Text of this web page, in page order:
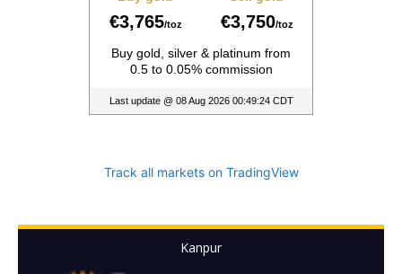
Track all markets on TradingView
Kanpur